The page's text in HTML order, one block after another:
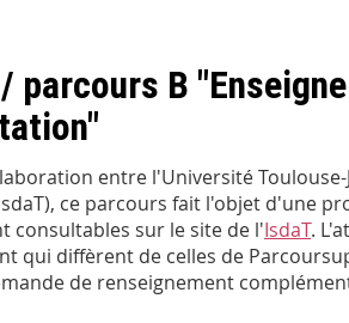
parcours B
entre l'Université
ce parcours fait l'objet d'une
consultables sur le site de l'IsdaT.
qui diffèrent de celles de
de renseignement